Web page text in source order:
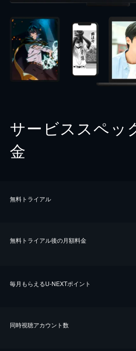
サービススペッ
金
無料トライアル
無料トライアル後の⽉額料金
毎⽉もらえるU-NEXTポイント
同時視聴アカウント数